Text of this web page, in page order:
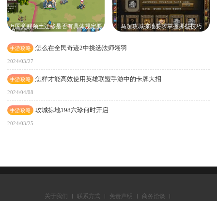
万国觉醒领土迁移是否有具体规定要
马超攻城掠地要求掌握哪些技巧
手游攻略 怎么在全民奇迹2中挑选法师翎羽
2024/03/27
手游攻略 怎样才能高效使用英雄联盟手游中的卡牌大招
2024/04/08
手游攻略 攻城掠地198六珍何时开启
2024/03/25
关于我们 联系方式 免责声明 商务洽谈